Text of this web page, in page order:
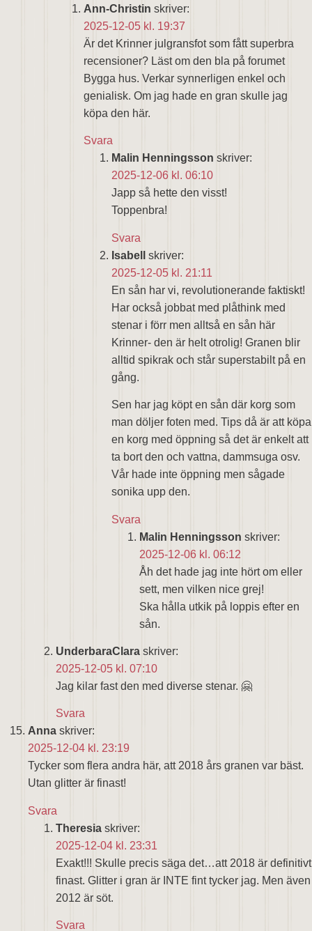
Ann-Christin skriver:
2025-12-05 kl. 19:37
Är det Krinner julgransfot som fått superbra
recensioner? Läst om den bla på forumet
Bygga hus. Verkar synnerligen enkel och
genialisk. Om jag hade en gran skulle jag
köpa den här.
Svara
Malin Henningsson skriver:
2025-12-06 kl. 06:10
Japp så hette den visst!
Toppenbra!
Svara
Isabell
skriver:
2025-12-05 kl. 21:11
En sån har vi, revolutionerande faktiskt!
Har också jobbat med plåthink med
stenar i förr men alltså en sån här
Krinner- den är helt otrolig! Granen blir
alltid spikrak och står superstabilt på en
gång.
Sen har jag köpt en sån där korg som
man döljer foten med. Tips då är att köpa
en korg med öppning så det är enkelt att
ta bort den och vattna, dammsuga osv.
Vår hade inte öppning men sågade
sonika upp den.
Svara
Malin Henningsson skriver:
2025-12-06 kl. 06:12
Åh det hade jag inte hört om eller
sett, men vilken nice grej!
Ska hålla utkik på loppis efter en
sån.
UnderbaraClara skriver:
2025-12-05 kl. 07:10
Jag kilar fast den med diverse stenar. 🤗
Svara
Anna skriver:
2025-12-04 kl. 23:19
Tycker som flera andra här, att 2018 års granen var bäst.
Utan glitter är finast!
Svara
Theresia skriver:
2025-12-04 kl. 23:31
Exakt!!! Skulle precis säga det…att 2018 är definitivt
finast. Glitter i gran är INTE fint tycker jag. Men även
2012 är söt.
Svara